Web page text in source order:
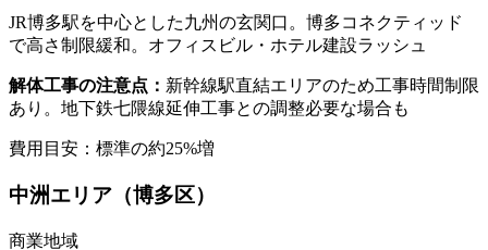
JR博多駅を中心とした九州の玄関口。博多コネクティッド
で高さ制限緩和。オフィスビル・ホテル建設ラッシュ
解体工事の注意点： 新幹線駅直結エリアのため工事時間制限
あり。地下鉄七隈線延伸工事との調整必要な場合も
費用目安：標準の約25%増
中洲エリア（博多区）
商業地域